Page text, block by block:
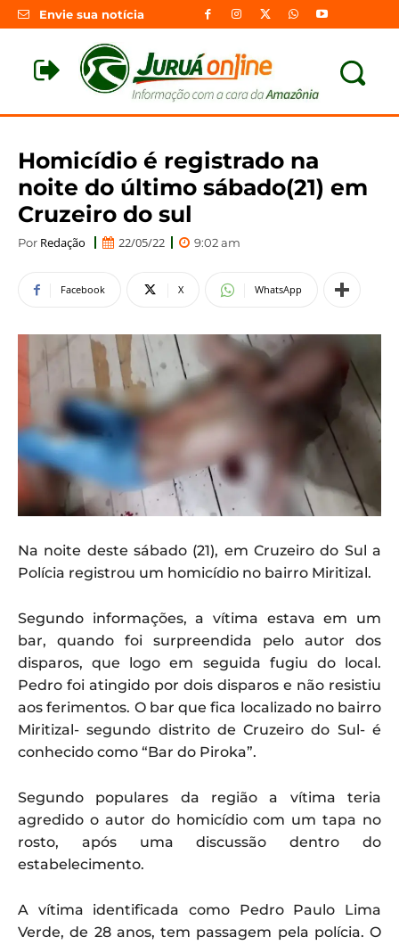
Envie sua notícia
Homicídio é registrado na
noite do último sábado(21) em
Cruzeiro do sul
Por Redação 22/05/22 9:02 am
Facebook X WhatsApp
Na noite deste sábado (21), em Cruzeiro do Sul a
Polícia registrou um homicídio no bairro Miritizal.
Segundo informações, a vítima estava em um
bar, quando foi surpreendida pelo autor dos
disparos, que logo em seguida fugiu do local.
Pedro foi atingido por dois disparos e não resistiu
aos ferimentos. O bar que fica localizado no bairro
Miritizal- segundo distrito de Cruzeiro do Sul- é
conhecido como “Bar do Piroka”.
Segundo populares da região a vítima teria
agredido o autor do homicídio com um tapa no
rosto, após uma discussão dentro do
estabelecimento.
A vítima identificada como Pedro Paulo Lima
Verde, de 28 anos, tem passagem pela polícia. O